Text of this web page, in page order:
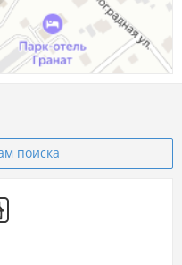
поиска